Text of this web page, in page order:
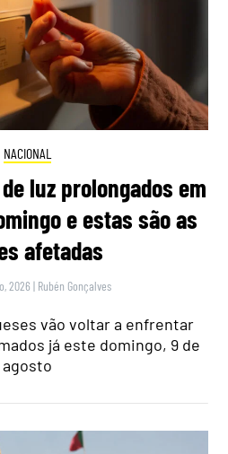
NACIONAL
luz prolongados em
e estas são as
afetadas
2026 | Rubén Gonçalves
vão voltar a enfrentar
já este domingo, 9 de
agosto